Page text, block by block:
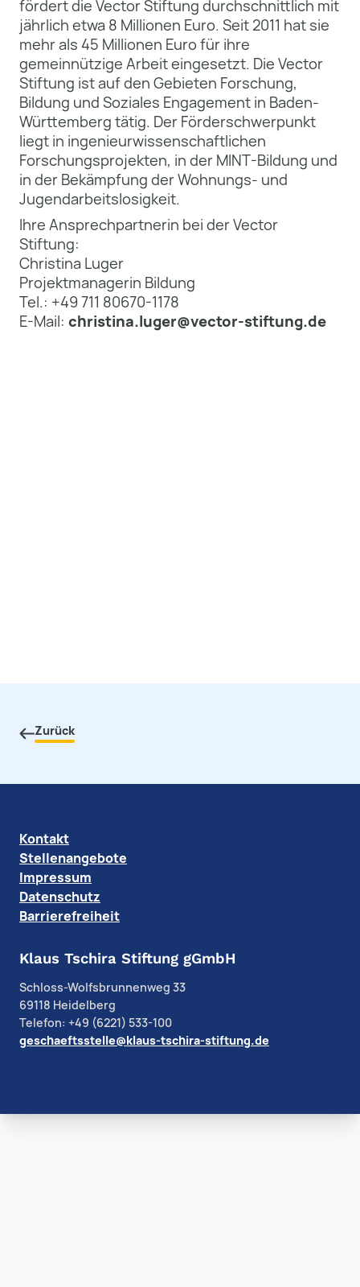
fördert die Vector Stiftung durchschnittlich mit
jährlich etwa 8 Millionen Euro. Seit 2011 hat sie
mehr als 45 Millionen Euro für ihre
gemeinnützige Arbeit eingesetzt. Die Vector
Stiftung ist auf den Gebieten Forschung,
Bildung und Soziales Engagement in Baden-
Württemberg tätig. Der Förderschwerpunkt
liegt in ingenieurwissenschaftlichen
Forschungsprojekten, in der MINT-Bildung und
in der Bekämpfung der Wohnungs- und
Jugendarbeitslosigkeit.
Ihre Ansprechpartnerin bei der Vector
Stiftung:
Christina Luger
Projektmanagerin Bildung
Tel.: +49 711 80670-1178
E-Mail: christina.luger@vector-stiftung.de
Zurück
Klaus Tschira Stiftung gGmbH
Schloss-Wolfsbrunnenweg 33
69118 Heidelberg
Telefon: +49 (6221) 533-100
geschaeftsstelle@klaus-tschira-stiftung.de
Kontakt
Stellenangebote
Impressum
Datenschutz
Barrierefreiheit